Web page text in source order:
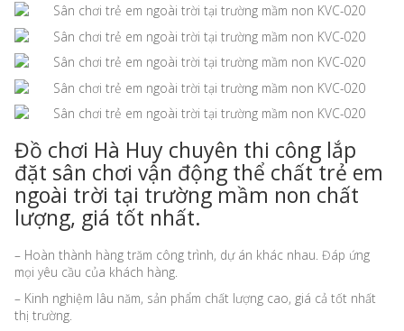
Đồ chơi Hà Huy chuyên thi công lắp
đặt sân chơi vận động thể chất trẻ em
ngoài trời tại trường mầm non chất
lượng, giá tốt nhất.
– Hoàn thành hàng trăm công trình, dự án khác nhau. Đáp ứng
mọi yêu cầu của khách hàng.
– Kinh nghiệm lâu năm, sản phẩm chất lượng cao, giá cả tốt nhất
thị trường.